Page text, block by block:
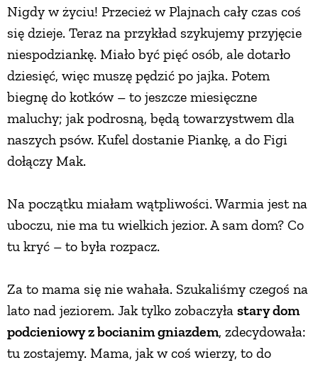
Nigdy w życiu! Przecież w Plajnach cały czas coś
się dzieje. Teraz na przykład szykujemy przyjęcie
niespodziankę. Miało być pięć osób, ale dotarło
dziesięć, więc muszę pędzić po jajka. Potem
biegnę do kotków – to jeszcze miesięczne
maluchy; jak podrosną, będą towarzystwem dla
naszych psów. Kufel dostanie Piankę, a do Figi
dołączy Mak.
Na początku miałam wątpliwości. Warmia jest na
uboczu, nie ma tu wielkich jezior. A sam dom? Co
tu kryć – to była rozpacz.
Za to mama się nie wahała. Szukaliśmy czegoś na
lato nad jeziorem. Jak tylko zobaczyła stary dom
podcieniowy z bocianim gniazdem, zdecydowała:
tu zostajemy. Mama, jak w coś wierzy, to do
PRZYSTAWKI
ZUPY
DANIA GŁÓWNE
DODATKI
PRZETWORY